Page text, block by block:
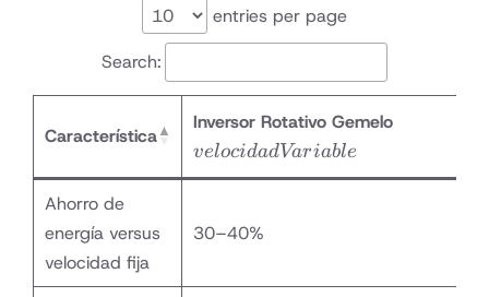
entries per page
Search:
Característica
Inversor Rotativo Gemelo
velocidadVariable
Ahorro de
energía versus
velocidad fija
30–40%